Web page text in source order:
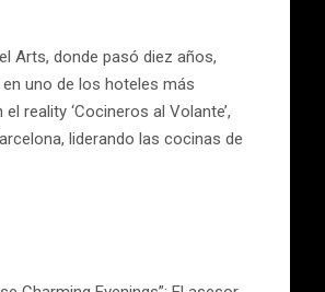
Arts, donde pasó diez años,
uno de los hoteles más
reality ‘Cocineros al Volante’,
liderando las cocinas de